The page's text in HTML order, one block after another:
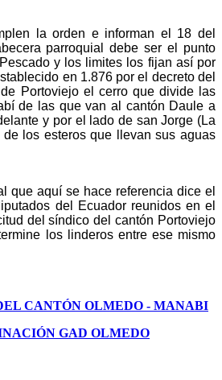
la orden e informan el 18 del
parroquial debe ser el punto
y los limites los fijan así por
en 1.876 por el decreto del
Portoviejo el cerro que divide las
de las que van al cantón Daule a
y por el lado de san Jorge (La
los esteros que llevan sus aguas
que aquí se hace referencia dice el
del Ecuador reunidos en el
del síndico del cantón Portoviejo
los linderos entre ese mismo
CANTÓN OLMEDO - MANABI
GAD OLMEDO